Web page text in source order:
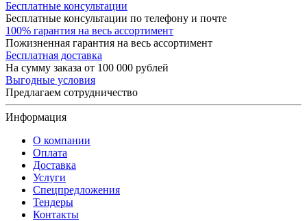
Бесплатные консультации
Бесплатные консультации по телефону и почте
100% гарантия на весь ассортимент
Пожизненная гарантия на весь ассортимент
Бесплатная доставка
На сумму заказа от 100 000 рублей
Выгодные условия
Предлагаем сотрудничество
Информация
О компании
Оплата
Доставка
Услуги
Спецпредложения
Тендеры
Контакты